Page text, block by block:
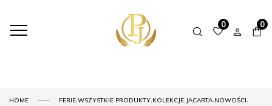
0 0
HOME FERIE,WSZYSTKIE PRODUKTY,KOLEKCJE, JACARTA,NOWOŚCI,